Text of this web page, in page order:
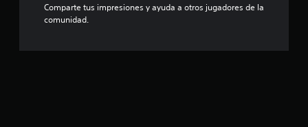
Comparte tus impresiones y ayuda a otros jugadores de la
comunidad.